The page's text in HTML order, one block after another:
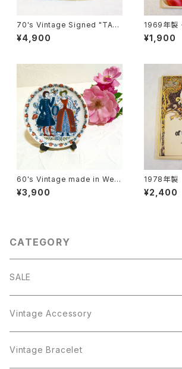
70's Vintage Signed "TAM
S" Floral Cup&Saucer,Plate
Set [CCV-24]
¥4,900
1969年製
雑誌 "TV
[OB-2]
¥1,900
60's Vintage made in West
-Germany Small Trinket Pl
ate [CPV-16]
¥3,900
1978年
¥2,400
CATEGORY
SALE
Vintage Accessory
Bracelet
Vintage Bracelet